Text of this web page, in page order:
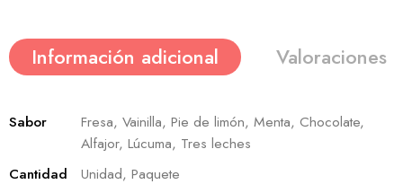
Información adicional Valoraciones
Sabor
Fresa, Vainilla, Pie de limón, Menta, Chocolate,
Alfajor, Lúcuma, Tres leches
Cantidad
Unidad, Paquete